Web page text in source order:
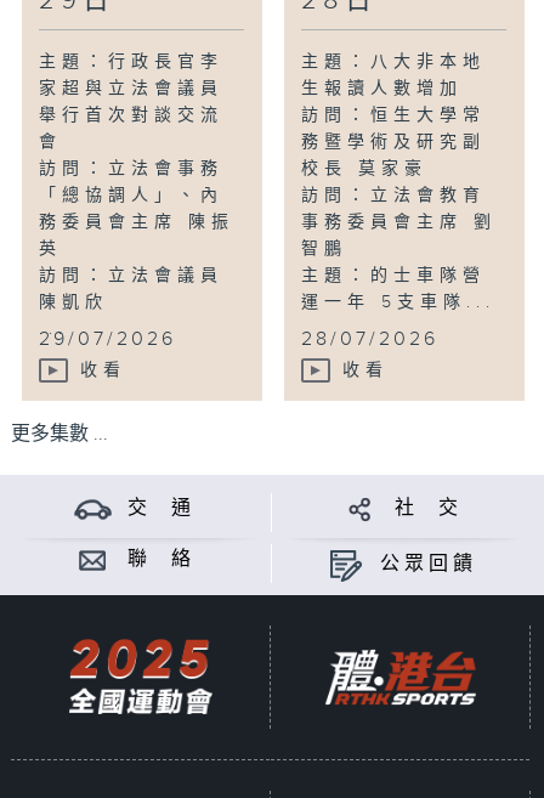
主題：行政長官李
家超與立法會議員
舉行首次對談交流
會
訪問：立法會事務
「總協調人」、內
務委員會主席 陳振
英
訪問：立法會議員
陳凱欣
...
29/07/2026
收看
主題：八大非本地
生報讀人數增加
訪問：恒生大學常
務暨學術及研究副
校長 莫家豪
訪問：立法會教育
事務委員會主席 劉
智鵬
主題：的士車隊營
運一年 5支車隊...
28/07/2026
收看
更多集數 ...
交 通 社 交
聯 絡 公眾回饋